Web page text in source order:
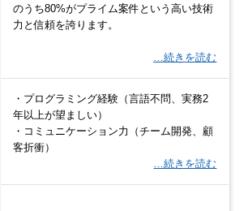
のうち80%がプライム案件という高い技術
力と信頼を誇ります。
…続きを読む
・プログラミング経験（言語不問、実務2
年以上が望ましい）
・コミュニケーション力（チーム開発、顧
客折衝）
…続きを読む